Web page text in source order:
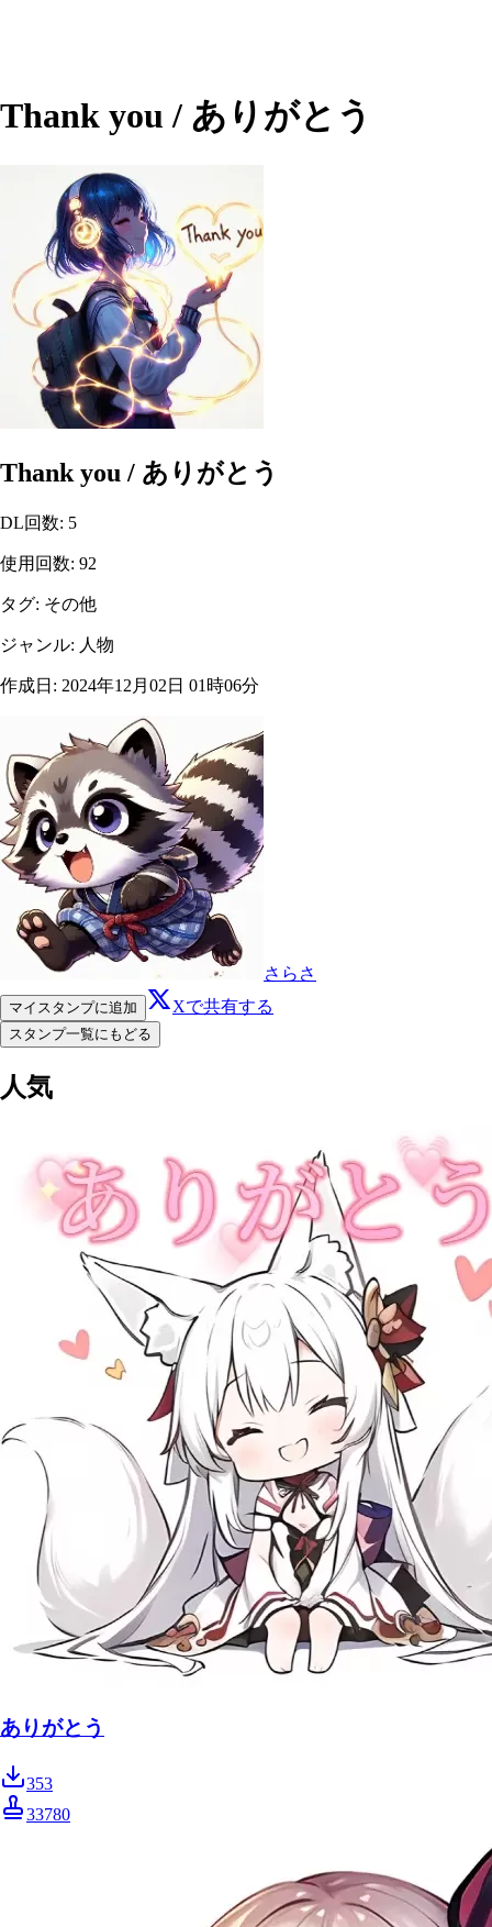
Thank you / ありがとう
Thank you / ありがとう
DL回数: 5
使用回数: 92
タグ: その他
ジャンル: 人物
作成日 : 2024年12月02日 01時06分
さらさ
マイスタンプに追加 Xで共有する
スタンプ一覧にもどる
人気
ありがとう
353
33780